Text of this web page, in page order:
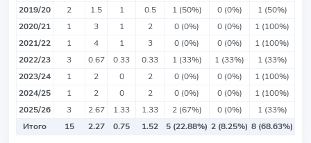
2019/20
2 1.5 1 0.5 1 (50%) 0 (0%)
1 (50%)
2020/21
1 3 1 2 0 (0%) 0 (0%)
1 (100%)
2021/22
1 4 1 3 0 (0%) 0 (0%)
1 (100%)
2022/23
3 0.67 0.33 0.33 1 (33%) 1 (33%)
1 (33%)
2023/24
1 2 0 2 0 (0%) 0 (0%)
1 (100%)
2024/25
1 2 0 2 0 (0%) 0 (0%)
1 (100%)
2025/26
3 2.67 1.33 1.33 2 (67%) 0 (0%)
1 (33%)
Итого
15 2.27 0.75 1.52 5 (22.88%) 2 (8.25%) 8 (68.63%)